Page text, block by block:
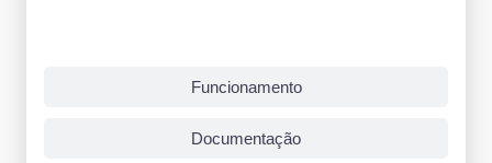
Funcionamento
Documentação